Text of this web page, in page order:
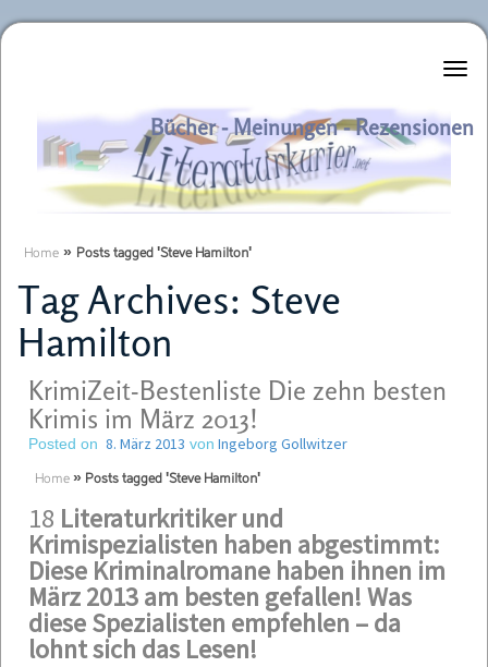
Literaturkurier.net
Bücher - Meinungen - Rezensionen
Home » Posts tagged 'Steve Hamilton'
Tag Archives: Steve
Hamilton
KrimiZeit-Bestenliste Die zehn besten
Krimis im März 2013!
Posted on 8. März 2013 von Ingeborg Gollwitzer
Home » Posts tagged 'Steve Hamilton'
18 Literaturkritiker und
Krimispezialisten haben abgestimmt:
Diese Kriminalromane haben ihnen im
März 2013 am besten gefallen! Was
diese Spezialisten empfehlen – da
lohnt sich das Lesen!